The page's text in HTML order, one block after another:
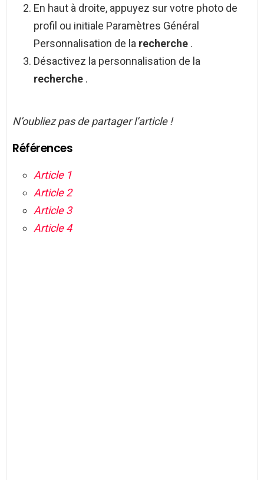
En haut à droite, appuyez sur votre photo de
profil ou initiale Paramètres Général
Personnalisation de la recherche .
Désactivez la personnalisation de la
recherche .
N’oubliez pas de partager l’article !
Références
Article 1
Article 2
Article 3
Article 4